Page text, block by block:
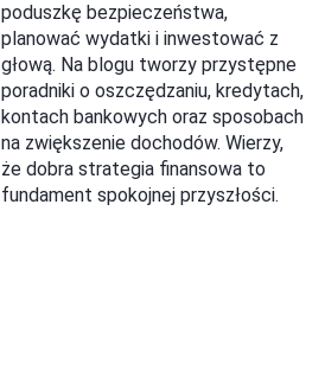
poduszkę bezpieczeństwa,
planować wydatki i inwestować z
głową. Na blogu tworzy przystępne
poradniki o oszczędzaniu, kredytach,
kontach bankowych oraz sposobach
na zwiększenie dochodów. Wierzy,
że dobra strategia finansowa to
fundament spokojnej przyszłości.